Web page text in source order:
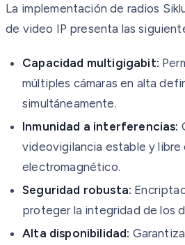
La implementación de radios
de video IP presenta las
Capacidad multigigabit:
múltiples cámaras en alta
simultáneamente.
Inmunidad a interferencias:
videovigilancia estable y libre
electromagnético.
Seguridad robusta:
proteger la integridad de los
Alta disponibilidad: